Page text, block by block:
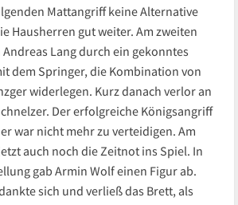
Mattangriff keine Alternative
Hausherren gut weiter. Am zweiten
Lang durch ein gekonntes
dem Springer, die Kombination von
widerlegen. Kurz danach verlor an
Der erfolgreiche Königsangriff
war nicht mehr zu verteidigen. Am
auch noch die Zeitnot ins Spiel. In
gab Armin Wolf einen Figur ab.
sich und verließ das Brett, als